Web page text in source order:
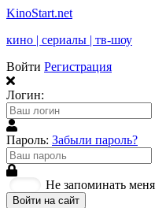
KinoStart.net
кино | сериалы | тв-шоу
Войти Регистрация
Логин:
Пароль: Забыли пароль?
Не запоминать меня
Войти на сайт